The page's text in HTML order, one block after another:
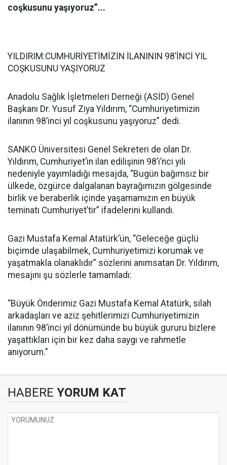
coşkusunu yaşıyoruz”...
YILDIRIM:CUMHURİYETİMİZİN İLANININ 98’İNCİ YIL
COŞKUSUNU YAŞIYORUZ
Anadolu Sağlık İşletmeleri Derneği (ASİD) Genel
Başkanı Dr. Yusuf Ziya Yıldırım, “Cumhuriyetimizin
ilanının 98’inci yıl coşkusunu yaşıyoruz” dedi.
SANKO Üniversitesi Genel Sekreteri de olan Dr.
Yıldırım, Cumhuriyet’in ilan edilişinin 98’i’nci yılı
nedeniyle yayımladığı mesajda, “Bugün bağımsız bir
ülkede, özgürce dalgalanan bayrağımızın gölgesinde
birlik ve beraberlik içinde yaşamamızın en büyük
teminatı Cumhuriyet’tir” ifadelerini kullandı.
Gazi Mustafa Kemal Atatürk’ün, “Geleceğe güçlü
biçimde ulaşabilmek, Cumhuriyetimizi korumak ve
yaşatmakla olanaklıdır” sözlerini anımsatan Dr. Yıldırım,
mesajını şu sözlerle tamamladı:
“Büyük Önderimiz Gazi Mustafa Kemal Atatürk, silah
arkadaşları ve aziz şehitlerimizi Cumhuriyetimizin
ilanının 98’inci yıl dönümünde bu büyük gururu bizlere
yaşattıkları için bir kez daha saygı ve rahmetle
anıyorum.”
HABERE YORUM KAT